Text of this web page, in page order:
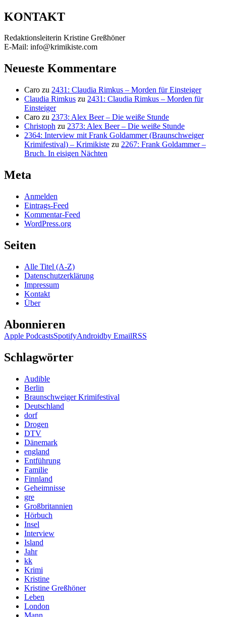
KONTAKT
Redaktionsleiterin Kristine Greßhöner
E-Mail: info@krimikiste.com
Neueste Kommentare
Caro zu 2431: Claudia Rimkus – Morden für Einsteiger
Claudia Rimkus zu 2431: Claudia Rimkus – Morden für
Einsteiger
Caro zu 2373: Alex Beer – Die weiße Stunde
Christoph zu 2373: Alex Beer – Die weiße Stunde
2364: Interview mit Frank Goldammer (Braunschweiger
Krimifestival) – Krimikiste zu 2267: Frank Goldammer –
Bruch. In eisigen Nächten
Meta
Anmelden
Eintrags-Feed
Kommentar-Feed
WordPress.org
Seiten
Alle Titel (A-Z)
Datenschutzerklärung
Impressum
Kontakt
Über
Abonnieren
Apple PodcastsSpotifyAndroidby EmailRSS
Schlagwörter
Audible
Berlin
Braunschweiger Krimifestival
Deutschland
dorf
Drogen
DTV
Dänemark
england
Entführung
Familie
Finnland
Geheimnisse
gre
Großbritannien
Hörbuch
Insel
Interview
Island
Jahr
kk
Krimi
Kristine
Kristine Greßhöner
Leben
London
Mann